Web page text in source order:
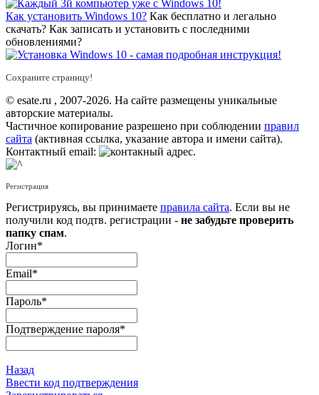
Как установить Windows 10? Как бесплатно и легально
скачать? Как записать и установить с последними
обновлениями?
Сохраните страницу!
© esate.ru , 2007-2026. На сайте размещены уникальные
авторские материалы.
Частичное копирование разрешено при соблюдении правил
сайта (активная ссылка, указание автора и имени сайта).
Контактный email:
.
Регистрация
Регистрируясь, вы принимаете правила сайта. Если вы не
получили код подтв. регистрации - не забудьте проверить
папку спам.
Логин*
Email*
Пароль*
Подтверждение пароля*
Назад
Ввести код подтверждения